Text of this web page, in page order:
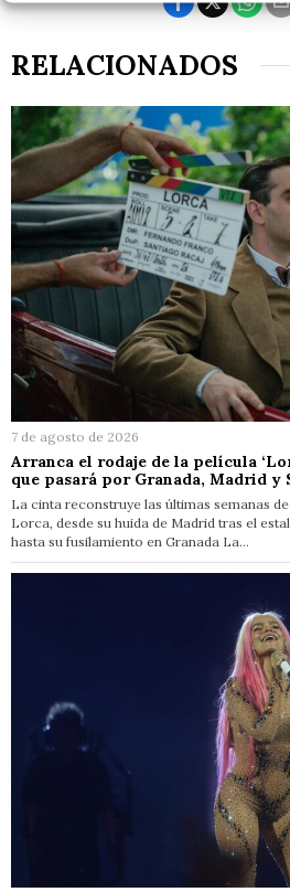
RELACIONADOS
7 de agosto de 2026
Arranca el rodaje de la película
que pasará por Granada, Madrid y
La cinta reconstruye las últimas semanas
Lorca, desde su huida de Madrid tras el
hasta su fusilamiento en Granada La…